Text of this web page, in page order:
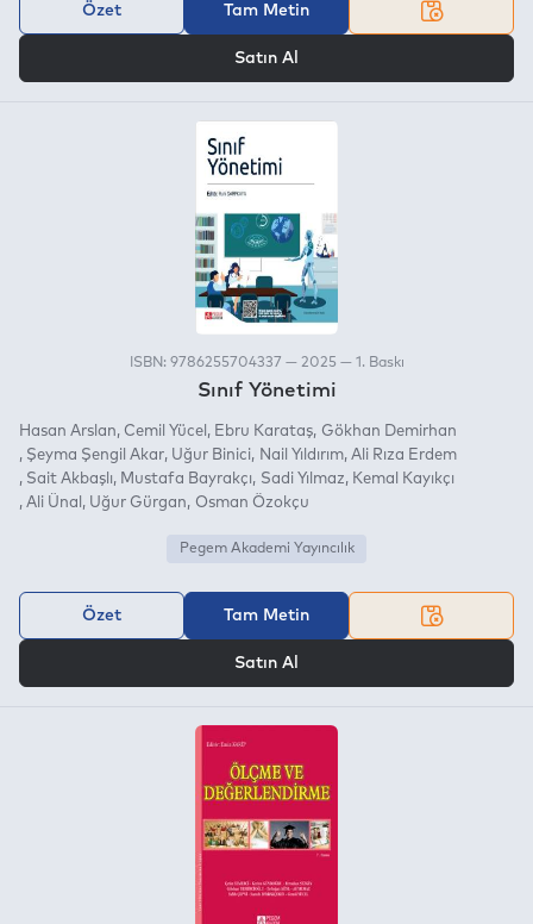
Özet Tam Metin
Satın Al
ISBN: 9786255704337 — 2025 — 1. Baskı
Sınıf Yönetimi
Hasan Arslan Cemil Yücel Ebru Karataş
Gökhan Demirhan
Şeyma Şengil Akar Uğur Binici Nail Yıldırım Ali Rıza Erdem
Sait Akbaşlı
Mustafa Bayrakçı Sadi Yılmaz
Kemal Kayıkçı
Ali Ünal
Uğur Gürgan Osman Özokçu
Pegem Akademi Yayıncılık
Özet Tam Metin
Satın Al